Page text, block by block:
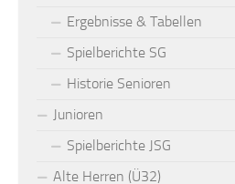
Ergebnisse & Tabellen
Spielberichte SG
Historie Senioren
Junioren
Spielberichte JSG
Alte Herren (Ü32)